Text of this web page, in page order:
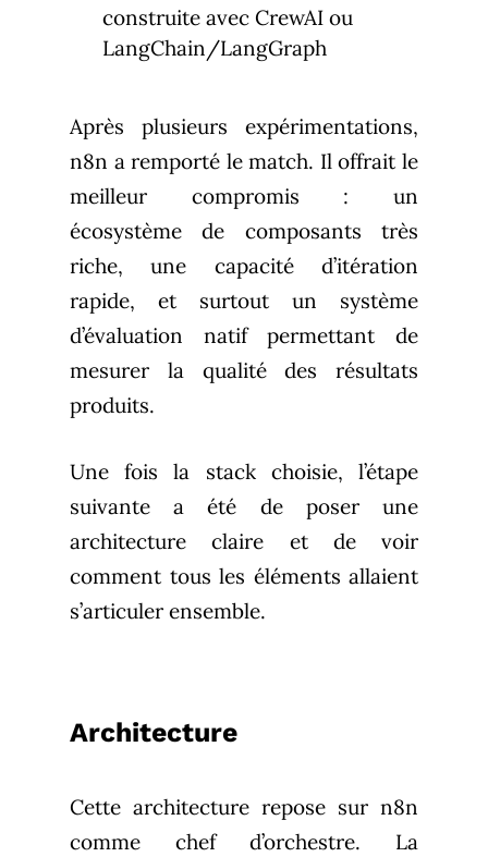
construite avec CrewAI ou
LangChain/LangGraph
Après plusieurs expérimentations,
n8n a remporté le match. Il offrait le
meilleur compromis : un
écosystème de composants très
riche, une capacité d’itération
rapide, et surtout un système
d’évaluation natif permettant de
mesurer la qualité des résultats
produits.
Une fois la stack choisie, l’étape
suivante a été de poser une
architecture claire et de voir
comment tous les éléments allaient
s’articuler ensemble.
Architecture
Cette architecture repose sur n8n
comme chef d’orchestre. La